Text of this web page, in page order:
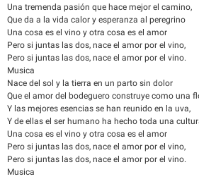
Una tremenda pasión que hace mejor el camino,
Que da a la vida calor y esperanza al peregrino
Una cosa es el vino y otra cosa es el amor
Pero si juntas las dos, nace el amor por el vino,
Pero si juntas las dos, nace el amor por el vino.
Musica
Nace del sol y la tierra en un parto sin dolor
Que el amor del bodeguero construye como una
Y las mejores esencias se han reunido en la uva,
Y de ellas el ser humano ha hecho toda una
Una cosa es el vino y otra cosa es el amor
Pero si juntas las dos, nace el amor por el vino,
Pero si juntas las dos, nace el amor por el vino.
Musica